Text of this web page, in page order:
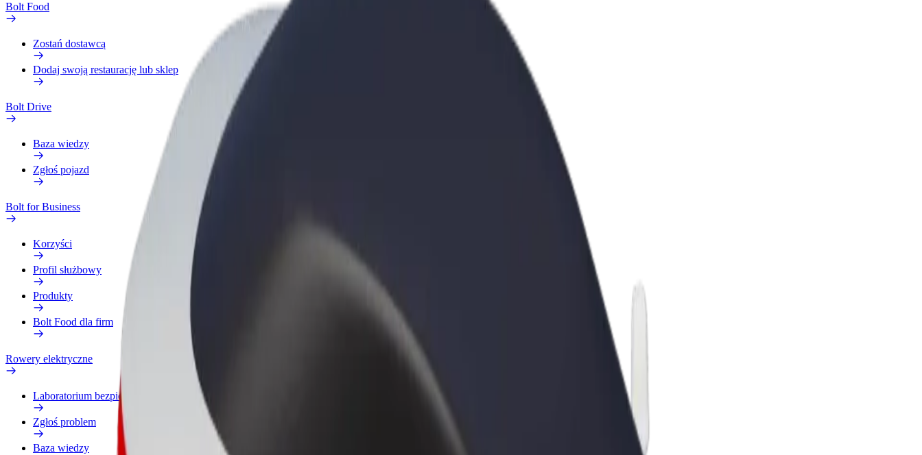
Bolt Food
Zostań dostawcą
Dodaj swoją restaurację lub sklep
Bolt Drive
Baza wiedzy
Zgłoś pojazd
Bolt for Business
Korzyści
Profil służbowy
Produkty
Bolt Food dla firm
Rowery elektryczne
Laboratorium bezpieczeństwa
Zgłoś problem
Baza wiedzy